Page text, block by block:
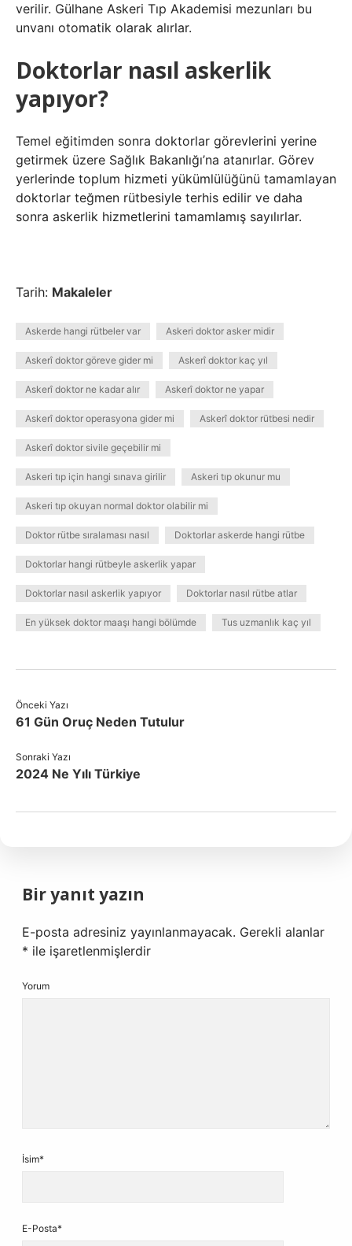
verilir. Gülhane Askeri Tıp Akademisi mezunları bu
unvanı otomatik olarak alırlar.
Doktorlar nasıl askerlik
yapıyor?
Temel eğitimden sonra doktorlar görevlerini yerine
getirmek üzere Sağlık Bakanlığı’na atanırlar. Görev
yerlerinde toplum hizmeti yükümlülüğünü tamamlayan
doktorlar teğmen rütbesiyle terhis edilir ve daha
sonra askerlik hizmetlerini tamamlamış sayılırlar.
Tarih: Makaleler
Askerde hangi rütbeler var Askeri doktor asker midir
Askerî doktor göreve gider mi Askerî doktor kaç yıl
Askerî doktor ne kadar alır Askerî doktor ne yapar
Askerî doktor operasyona gider mi Askerî doktor rütbesi nedir
Askerî doktor sivile geçebilir mi
Askeri tıp için hangi sınava girilir Askeri tıp okunur mu
Askeri tıp okuyan normal doktor olabilir mi
Doktor rütbe sıralaması nasıl Doktorlar askerde hangi rütbe
Doktorlar hangi rütbeyle askerlik yapar
Doktorlar nasıl askerlik yapıyor Doktorlar nasıl rütbe atlar
En yüksek doktor maaşı hangi bölümde Tus uzmanlık kaç yıl
Önceki Yazı
61 Gün Oruç Neden Tutulur
Sonraki Yazı
2024 Ne Yılı Türkiye
Bir yanıt yazın
E-posta adresiniz yayınlanmayacak. Gerekli alanlar
* ile işaretlenmişlerdir
Yorum
İsim*
E-Posta*